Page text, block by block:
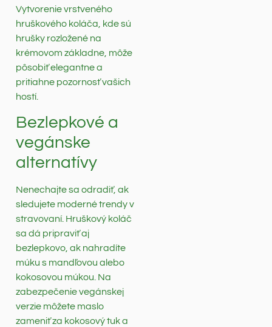
Vytvorenie vrstveného
hruškového koláča, kde sú
hrušky rozložené na
krémovom základne, môže
pôsobiť elegantne a
pritiahne pozornosť vašich
hostí.
Bezlepkové a
vegánske
alternatívy
Nenechajte sa odradiť, ak
sledujete moderné trendy v
stravovaní. Hruškový koláč
sa dá pripraviť aj
bezlepkovo, ak nahradíte
múku s mandľovou alebo
kokosovou múkou. Na
zabezpečenie vegánskej
verzie môžete maslo
zameniť za kokosový tuk a